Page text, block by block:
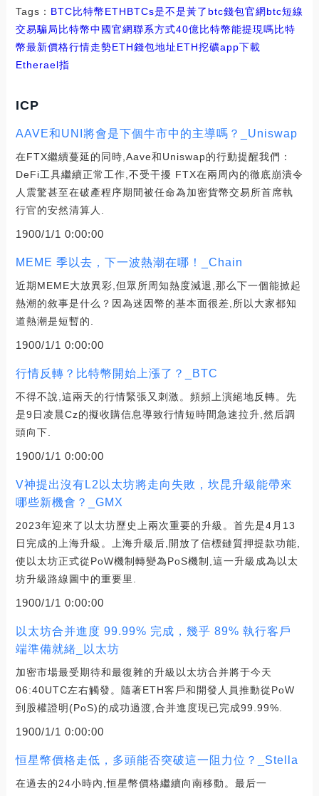
Tags： BTC比特幣ETHBTCs是不是黃了 btc錢包官網btc短線
交易騙局比特幣中國官網聯系方式40億比特幣能提現嗎比特
幣最新價格行情走勢ETH錢包地址ETH挖礦app下載
Etherael指
ICP
AAVE和UNI將會是下個牛市中的主導嗎？_Uniswap
在FTX繼續蔓延的同時,Aave和Uniswap的行動提醒我們：
DeFi工具繼續正常工作,不受干擾 FTX在兩周內的徹底崩潰令
人震驚甚至在破產程序期間被任命為加密貨幣交易所首席執
行官的安然清算人.
1900/1/1 0:00:00
MEME 季以去，下一波熱潮在哪！_Chain
近期MEME大放異彩,但眾所周知熱度減退,那么下一個能掀起
熱潮的敘事是什么？因為迷因幣的基本面很差,所以大家都知
道熱潮是短暫的.
1900/1/1 0:00:00
行情反轉？比特幣開始上漲了？_BTC
不得不說,這兩天的行情緊張又刺激。頻頻上演絕地反轉。先
是9日凌晨Cz的擬收購信息導致行情短時間急速拉升,然后調
頭向下.
1900/1/1 0:00:00
V神提出沒有L2以太坊將走向失敗，坎昆升級能帶來
哪些新機會？_GMX
2023年迎來了以太坊歷史上兩次重要的升級。首先是4月13
日完成的上海升級。上海升級后,開放了信標鏈質押提款功能,
使以太坊正式從PoW機制轉變為PoS機制,這一升級成為以太
坊升級路線圖中的重要里.
1900/1/1 0:00:00
以太坊合并進度 99.99% 完成，幾乎 89% 執行客戶
端準備就緒_以太坊
加密市場最受期待和最復雜的升級以太坊合并將于今天
06:40UTC左右觸發。隨著ETH客戶和開發人員推動從PoW
到股權證明(PoS)的成功過渡,合并進度現已完成99.99%.
1900/1/1 0:00:00
恒星幣價格走低，多頭能否突破這一阻力位？_Stella
在過去的24小時內,恒星幣價格繼續向南移動。最后一